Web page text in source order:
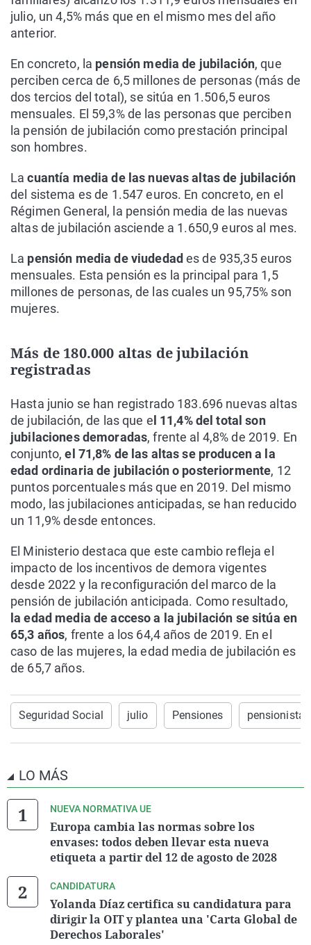
julio, un 4,5% más que en el mismo mes del año
anterior.
En concreto, la pensión media de jubilación, que
perciben cerca de 6,5 millones de personas (más de
dos tercios del total), se sitúa en 1.506,5 euros
mensuales. El 59,3% de las personas que perciben
la pensión de jubilación como prestación principal
son hombres.
Lacuantía media de las nuevas altas de jubilación
del sistema es de 1.547 euros. En concreto, en el
Régimen General, la pensión media de las nuevas
altas de jubilación asciende a 1.650,9 euros al mes.
La pensión media de viudedades de 935,35 euros
mensuales. Esta pensión es la principal para 1,5
millones de personas, de las cuales un 95,75% son
mujeres.
Más de 180.000 altas de jubilación
registradas
Hasta junio se han registrado 183.696 nuevas altas
de jubilación, de las que e l 11,4% del total son
jubilaciones demoradas, frente al 4,8% de 2019. En
conjunto,el 71,8% de las altas se producen a la
edad ordinaria de jubilación o posteriormente, 12
puntos porcentuales más que en 2019. Del mismo
modo, las jubilaciones anticipadas, se han reducido
un 11,9% desde entonces.
El Ministerio destaca que este cambio refleja el
impacto de los incentivos de demora vigentes
desde 2022 y la reconfiguración del marco de la
pensión de jubilación anticipada. Como resultado,
la edad media de acceso a la jubilación se sitúa en
65,3 años, frente a los 64,4 años de 2019. En el
caso de las mujeres, la edad media de jubilación es
de 65,7 años.
Seguridad Social julio Pensiones pensionistas
LO MÁS
NUEVA NORMATIVA UE
Europa cambia las normas sobre los
envases: todos deben llevar esta nueva
etiqueta a partir del 12 de agosto de 2028
CANDIDATURA
Yolanda Díaz certifica su candidatura para
dirigir la OIT y plantea una 'Carta Global de
Derechos Laborales'